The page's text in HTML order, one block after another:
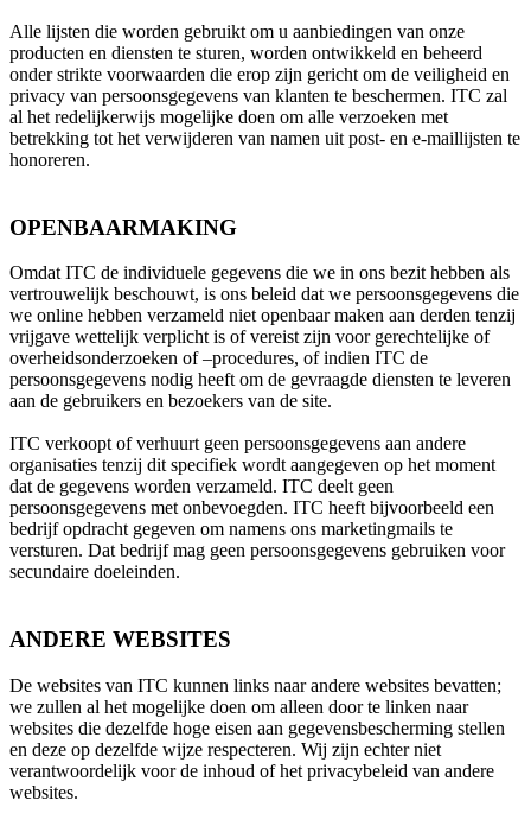
Alle lijsten die worden gebruikt om u aanbiedingen van onze
producten en diensten te sturen, worden ontwikkeld en beheerd
onder strikte voorwaarden die erop zijn gericht om de veiligheid en
privacy van persoonsgegevens van klanten te beschermen. ITC zal
al het redelijkerwijs mogelijke doen om alle verzoeken met
betrekking tot het verwijderen van namen uit post- en e-maillijsten te
honoreren.
OPENBAARMAKING
Omdat ITC de individuele gegevens die we in ons bezit hebben als
vertrouwelijk beschouwt, is ons beleid dat we persoonsgegevens die
we online hebben verzameld niet openbaar maken aan derden tenzij
vrijgave wettelijk verplicht is of vereist zijn voor gerechtelijke of
overheidsonderzoeken of –procedures, of indien ITC de
persoonsgegevens nodig heeft om de gevraagde diensten te leveren
aan de gebruikers en bezoekers van de site.
ITC verkoopt of verhuurt geen persoonsgegevens aan andere
organisaties tenzij dit specifiek wordt aangegeven op het moment
dat de gegevens worden verzameld. ITC deelt geen
persoonsgegevens met onbevoegden. ITC heeft bijvoorbeeld een
bedrijf opdracht gegeven om namens ons marketingmails te
versturen. Dat bedrijf mag geen persoonsgegevens gebruiken voor
secundaire doeleinden.
ANDERE WEBSITES
De websites van ITC kunnen links naar andere websites bevatten;
we zullen al het mogelijke doen om alleen door te linken naar
websites die dezelfde hoge eisen aan gegevensbescherming stellen
en deze op dezelfde wijze respecteren. Wij zijn echter niet
verantwoordelijk voor de inhoud of het privacybeleid van andere
websites.